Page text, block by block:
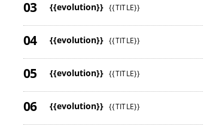
{{evolution}} {{TITLE}}
{{evolution}} {{TITLE}}
{{evolution}} {{TITLE}}
{{evolution}} {{TITLE}}